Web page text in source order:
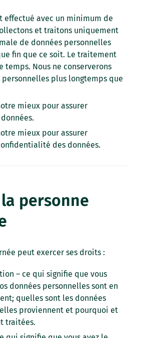
effectué avec un minimum de
et traitons uniquement
de données personnelles
fin que ce soit. Le traitement
temps. Nous ne conserverons
personnelles plus longtemps que
mieux pour assurer
mieux pour assurer
des données.
personne
peut exercer ses droits :
– ce qui signifie que vous
données personnelles sont en
quelles sont les données
proviennent et pourquoi et
traitées.